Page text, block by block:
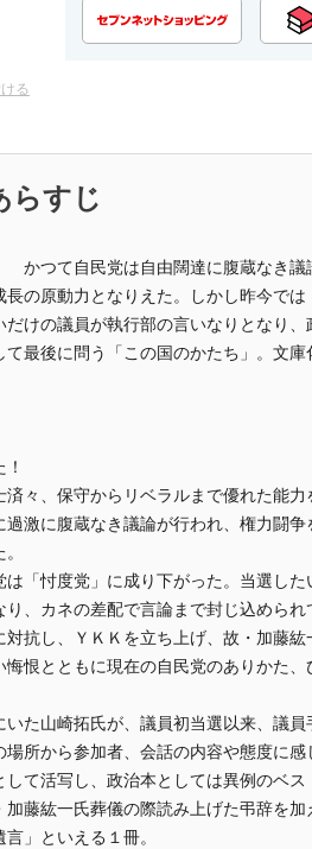
る
らすじ
かつて自民党は自由闊達に腹蔵なき議
長の原動力となりえた。しかし昨今で
だけの議員が執行部の言いなりとなり
て最後に問う「この国のかたち」。文
々、保守からリベラルまで優れた能
過激に腹蔵なき議論が行われ、権力闘
「忖度党」に成り下がった。当選し
、カネの差配で言論まで封じ込められ
抗し、ＹＫＫを立ち上げ、故・加藤
悔恨とともに現在の自民党のありかた
た山崎拓氏が、議員初当選以来、議
場所から参加者、会話の内容や態度に
して活写し、政治本としては異例のベ
加藤紘一氏葬儀の際読み上げた弔辞を
」といえる１冊。